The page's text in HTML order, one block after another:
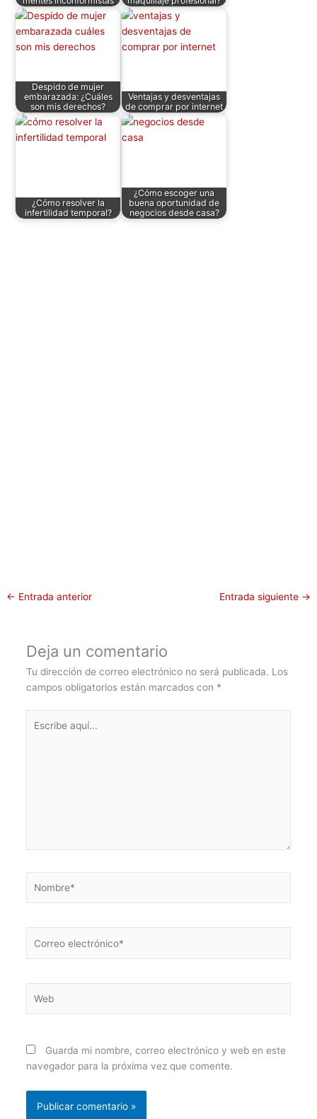
k
Despido de mujer
embarazada: ¿Cuáles
son mis derechos?
Ventajas y desventajas
de comprar por internet
¿Cómo resolver la
infertilidad temporal?
¿Cómo escoger una
buena oportunidad de
negocios desde casa?
← Entrada anterior Entrada siguiente →
Deja un comentario
Tu dirección de correo electrónico no será publicada. Los
campos obligatorios están marcados con *
aquí...
electrónico*
Guarda mi nombre, correo electrónico y web en este
navegador para la próxima vez que comente.